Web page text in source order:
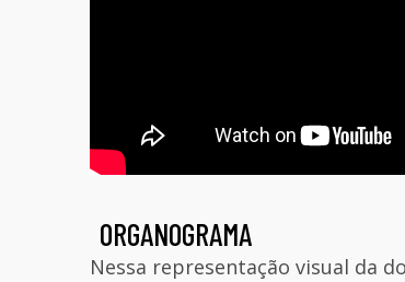
ORGANOGRAMA
Nessa representação visual da